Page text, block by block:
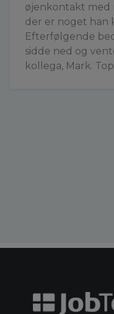
øjenkontakt med
der er noget han
Efterfølgende
sidde ned og
kollega, Mark.